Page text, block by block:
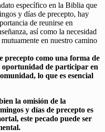
específico en la Biblia que
y días de precepto, hay
de reunirse en
así como la necesidad
en nuestro camino
precepto como una forma de
oportunidad de participar en
lo que es esencial
la omisión de la
y días de precepto es
este pecado puede ser